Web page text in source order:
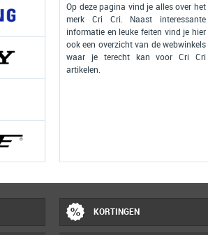
2
3
Op deze pagina vind je alles over het
merk Cri Cri. Naast interessante
informatie en leuke feiten vind je hier
ook een overzicht van de webwinkels
waar je terecht kan voor Cri Cri
artikelen.
KORTINGEN